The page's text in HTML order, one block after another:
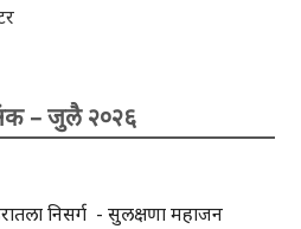
– जुलै २०२६
निसर्ग - सुलक्षणा महाजन